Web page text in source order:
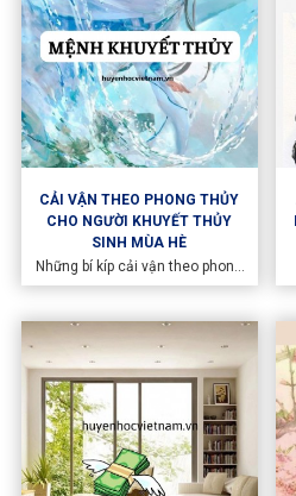
và tạo nền tảng vững chắc cho
tương lai con trẻ.
CẢI VẬN THEO PHONG THỦY
CHO NGƯỜI KHUYẾT THỦY
SINH MÙA HÈ
Những bí kíp cải vận theo phong
thủy rất được quan tâm, đặc biệt
những người khuyết Thủy chịu
nhiều tác động mạnh mẽ. Cũng
theo chuyên gia phong thủy Huy
Quang thuộc hệ thống Huyền
Học Việt Nam sẽ lưu ý những
điểm dưới đây để giúp cải vận
cho người khuyết thủy bằng bài
nghiên cứu dưới đây: